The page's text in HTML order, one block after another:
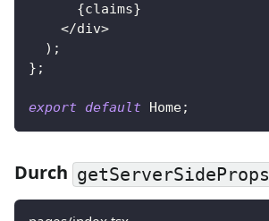
{claims}
</div>
) ;
} ;
export default Home;
Durch getServerSideProps